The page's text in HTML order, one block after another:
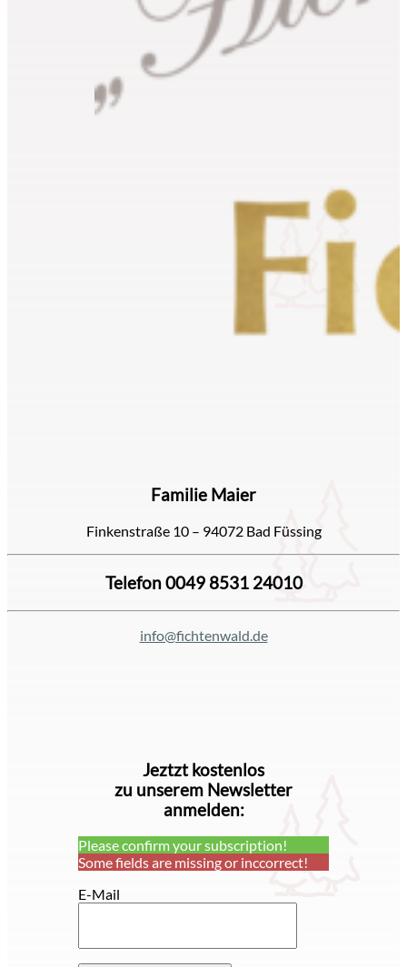
Familie Maier
Finkenstraße 10 – 94072 Bad Füssing
Telefon 0049 8531 24010
info@fichtenwald.de
Jeztzt kostenlos
zu unserem Newsletter
anmelden:
Please confirm your subscription!
Some fields are missing or inccorrect!
E-Mail